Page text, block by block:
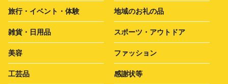
旅行・イベント・体験 地域のお礼の品
雑貨・日用品 スポーツ・アウトドア
美容 ファッション
工芸品 感謝状等